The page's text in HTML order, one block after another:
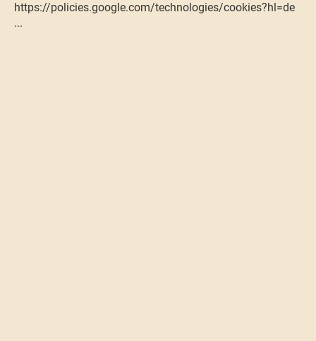
https://policies.google.com/technologies/cookies?hl=de
...